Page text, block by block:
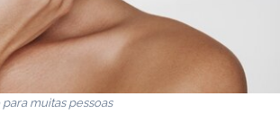
muitas pessoas